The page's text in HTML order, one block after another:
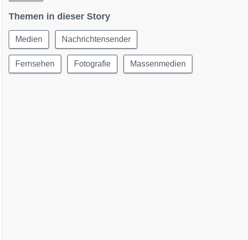
Themen in dieser Story
Medien Nachrichtensender
Fernsehen Fotografie Massenmedien